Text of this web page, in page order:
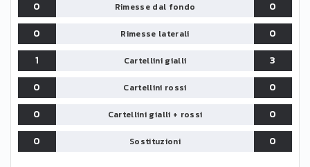
0
Rimesse dal fondo
0
0
Rimesse laterali
0
1
Cartellini gialli
3
0
Cartellini rossi
0
0
Cartellini gialli + rossi
0
0
Sostituzioni 0